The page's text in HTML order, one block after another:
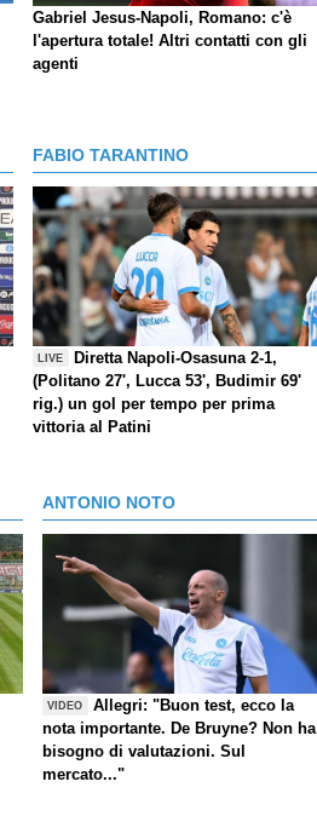
Gabriel Jesus-Napoli, Romano: c'è
l'apertura totale! Altri contatti con gli
agenti
FABIO TARANTINO
LIVE
Diretta Napoli-Osasuna 2-1,
(Politano 27', Lucca 53', Budimir 69'
rig.) un gol per tempo per prima
vittoria al Patini
ANTONIO NOTO
VIDEO
Allegri: "Buon test, ecco la
nota importante. De Bruyne? Non ha
bisogno di valutazioni. Sul
mercato..."